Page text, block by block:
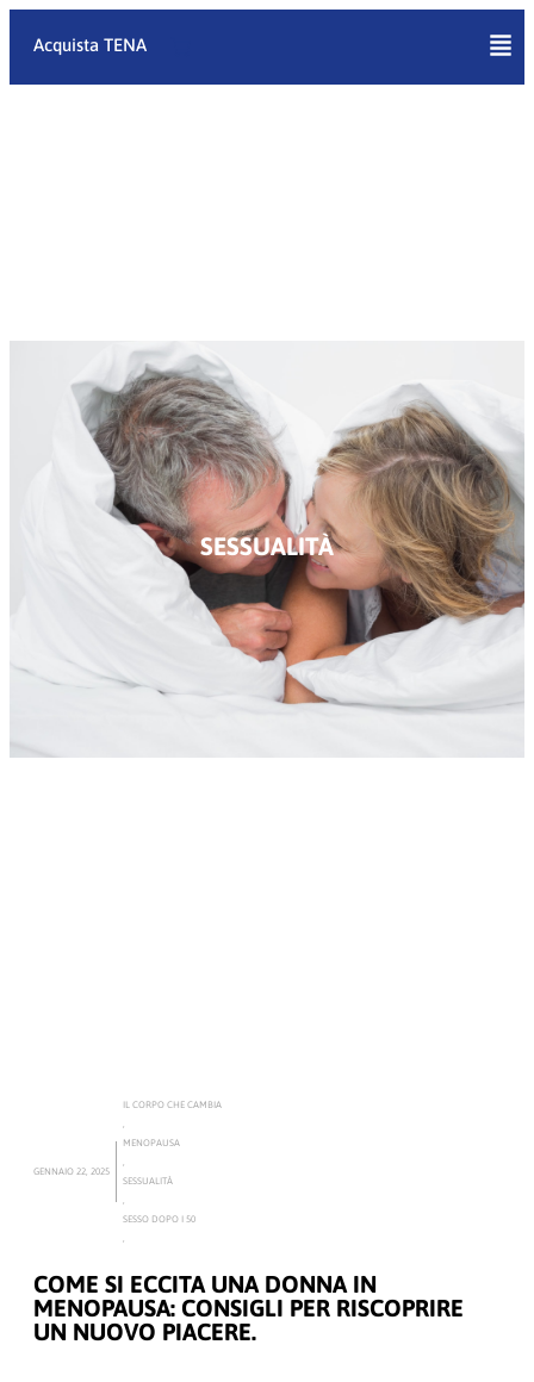
Vai
contenuto
Acquista TENA
SESSUALITÀ
GENNAIO 22, 2025
IL CORPO CHE CAMBIA
MENOPAUSA
SESSUALITÀ
SESSO DOPO I 50
COME SI ECCITA UNA DONNA IN
MENOPAUSA: CONSIGLI PER RISCOPRIRE
UN NUOVO PIACERE.